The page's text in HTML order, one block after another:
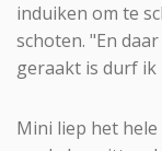
induiken om te
schoten. "En
geraakt is durf ik
Mini liep het